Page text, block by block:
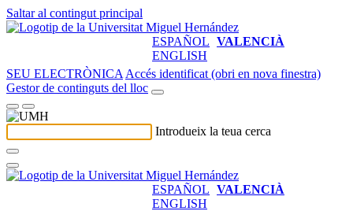
Saltar al contingut principal
ESPAÑOL VALENCIÀ
ENGLISH
SEU ELECTRÒNICA Accés identificat (obri en nova finestra)
Gestor de continguts del lloc
Introdueix la teua cerca
ESPAÑOL VALENCIÀ
ENGLISH